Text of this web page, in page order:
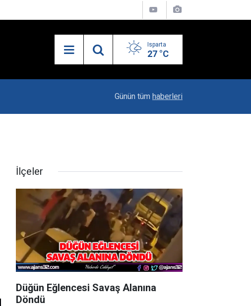
Isparta
27 °C
Uzaktan Hasta Değerlendirme Sistemi İle Yeni
Günün tüm haberleri
İlçeler
Düğün Eğlencesi Savaş Alanına
Döndü